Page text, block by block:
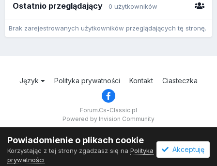
Ostatnio przeglądający 0 użytkowników
Brak zarejestrowanych użytkowników przeglądających tę stronę.
Język Polityka prywatności Kontakt Ciasteczka
Forum.Cs-Classic.pl
Powered by Invision Community
Powiadomienie o plikach cookie
Korzystając z tej strony zgadzasz się na Polityka
prywatności
Akceptuję